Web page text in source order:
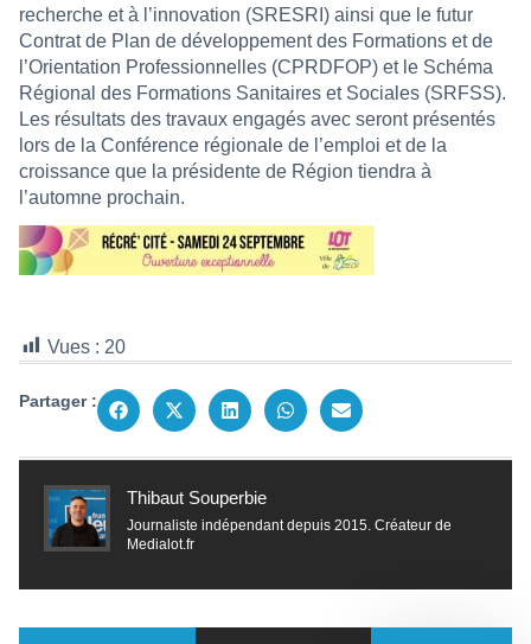
recherche et à l’innovation (SRESRI) ainsi que le futur
Contrat de Plan de développement des Formations et de
l’Orientation Professionnelles (CPRDFOP) et le Schéma
Régional des Formations Sanitaires et Sociales (SRFSS).
Les résultats des travaux engagés avec seront présentés
lors de la Conférence régionale de l’emploi et de la
croissance que la présidente de Région tiendra à
l’automne prochain.
Vues : 20
Partager :
Thibaut Souperbie
Journaliste indépendant depuis 2015. Créateur de
Medialot.fr